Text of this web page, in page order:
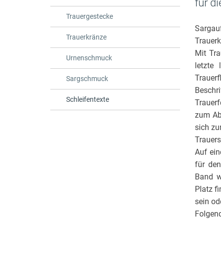
Trauergestecke
Trauerkränze
Urnenschmuck
Sargschmuck
Schleifentexte
für
Mit
letzte
zum
sich
Auf
für
Band
Platz
sein